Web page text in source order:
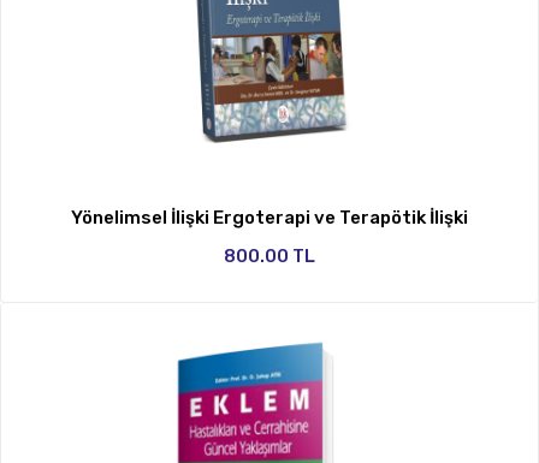
Yönelimsel İlişki Ergoterapi ve Terapötik İlişki
800.00 TL